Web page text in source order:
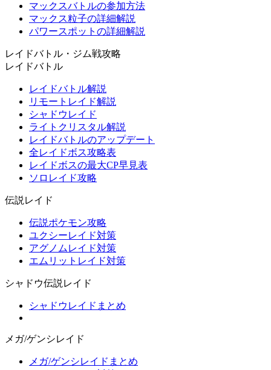
マックスバトルの参加方法
マックス粒子の詳細解説
パワースポットの詳細解説
レイドバトル・ジム戦攻略
レイドバトル
レイドバトル解説
リモートレイド解説
シャドウレイド
ライトクリスタル解説
レイドバトルのアップデート
全レイドボス攻略表
レイドボスの最大CP早見表
ソロレイド攻略
伝説レイド
伝説ポケモン攻略
ユクシーレイド対策
アグノムレイド対策
エムリットレイド対策
シャドウ伝説レイド
シャドウレイドまとめ
メガ/ゲンシレイド
メガ/ゲンシレイドまとめ